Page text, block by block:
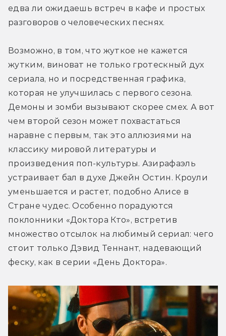
едва ли ожидаешь встреч в кафе и простых
разговоров о человеческих песнях.
Возможно, в том, что жуткое не кажется
жутким, виноват не только гротескный дух
сериала, но и посредственная графика,
которая не улучшилась с первого сезона.
Демоны и зомби вызывают скорее смех. А вот
чем второй сезон может похвастаться
наравне с первым, так это аллюзиями на
классику мировой литературы и
произведения поп-культуры. Азирафаэль
устраивает бал в духе Джейн Остин. Кроули
уменьшается и растет, подобно Алисе в
Стране чудес. Особенно порадуются
поклонники «Доктора Кто», встретив
множество отсылок на любимый сериал: чего
стоит только Дэвид Теннант, надевающий
феску, как в серии «День Доктора».